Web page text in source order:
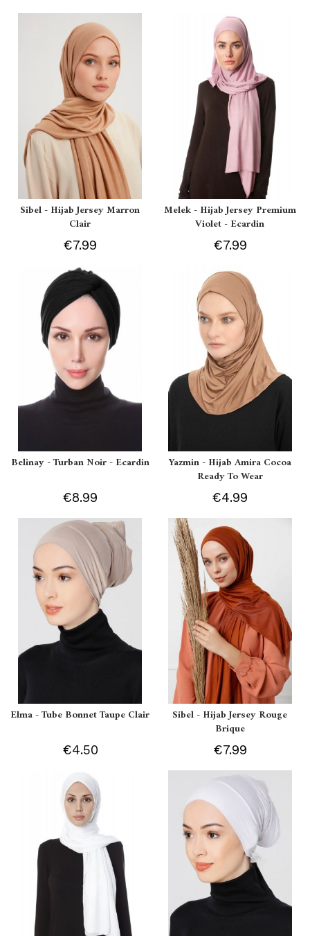
Sibel - Hijab Jersey Marron
Clair
€7.99
Melek - Hijab Jersey Premium
Violet - Ecardin
€7.99
Belinay - Turban Noir - Ecardin
€8.99
Yazmin - Hijab Amira Cocoa
Ready To Wear
€4.99
Elma - Tube Bonnet Taupe Clair
€4.50
Sibel - Hijab Jersey Rouge
Brique
€7.99